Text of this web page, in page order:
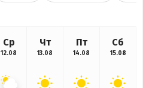
Ср
12.08
Чт
13.08
Пт
14.08
Сб
15.08